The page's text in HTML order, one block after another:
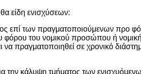
είδη ενισχύσεων:
επί των πραγματοποιούμενων προ
του νομικού προσώπου ή
πραγματοποιηθεί σε χρονικό
κάλυψη τμήματος των